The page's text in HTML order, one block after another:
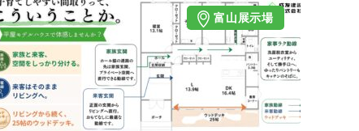
富山展示場